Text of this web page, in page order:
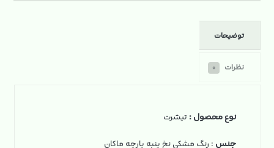
توضیحات
نظرات ۰
نوع محصول : تیشرت
جنس : رنگ مشکی نخ‌ پنبه پارچه ماکان